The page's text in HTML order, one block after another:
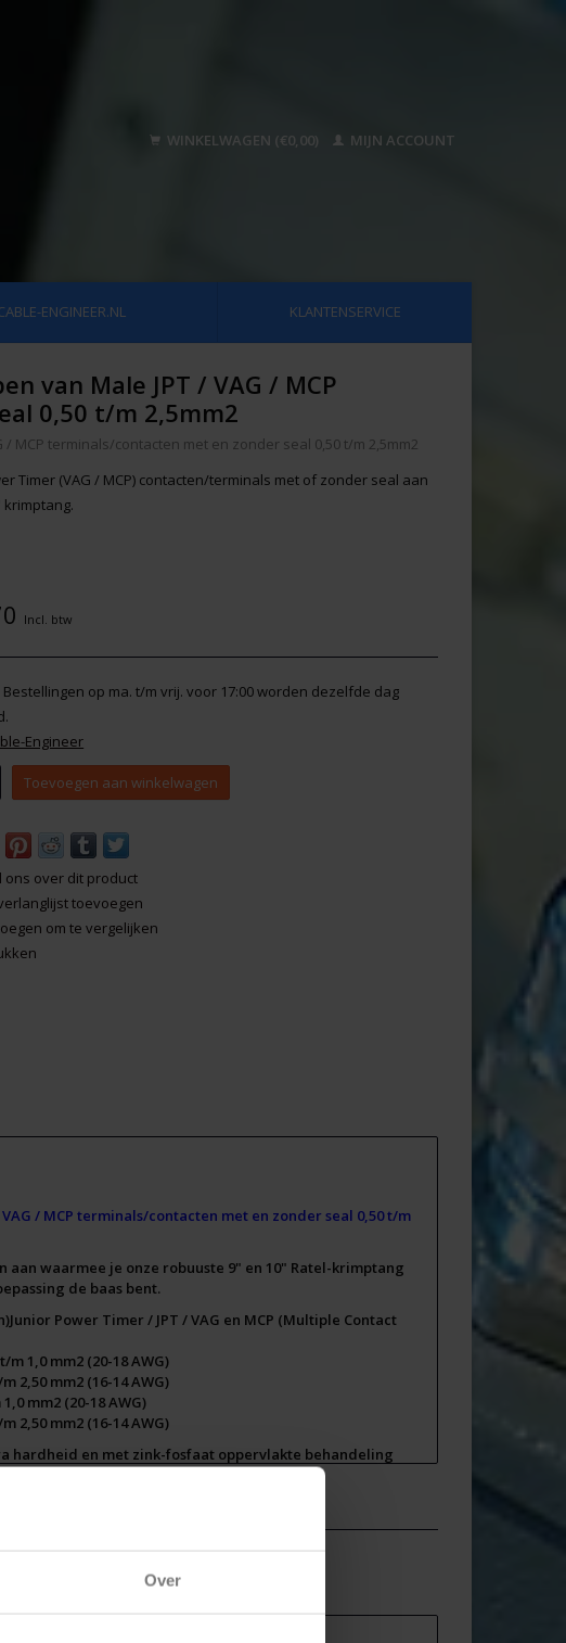
Over
WINKELWAGEN (€0,00) MIJN ACCOUNT
ENGINEER.NL KLANTENSERVICE
van Male JPT / VAG / MCP
0,50 t/m 2,5mm2
MCP terminals/contacten met en zonder seal 0,50 t/m 2,5mm2
Timer (VAG / MCP) contacten/terminals met of zonder seal aan
krimptang.
Incl. btw
Bestellingen op ma. t/m vrij. voor 17:00 worden dezelfde dag
Engineer
Toevoegen aan winkelwagen
ons over dit product
toevoegen
om te vergelijken
/ MCP terminals/contacten met en zonder seal 0,50 t/m
waarmee je onze robuuste 9" en 10" Ratel-krimptang
de baas bent.
Power Timer / JPT / VAG en MCP (Multiple Contact
1,0 mm2 (20-18 AWG)
2,50 mm2 (16-14 AWG)
mm2 (20-18 AWG)
2,50 mm2 (16-14 AWG)
hardheid en met zink-fosfaat oppervlakte behandeling